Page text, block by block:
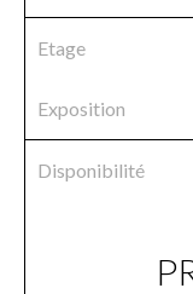
Etage
Exposition
Disponibilité